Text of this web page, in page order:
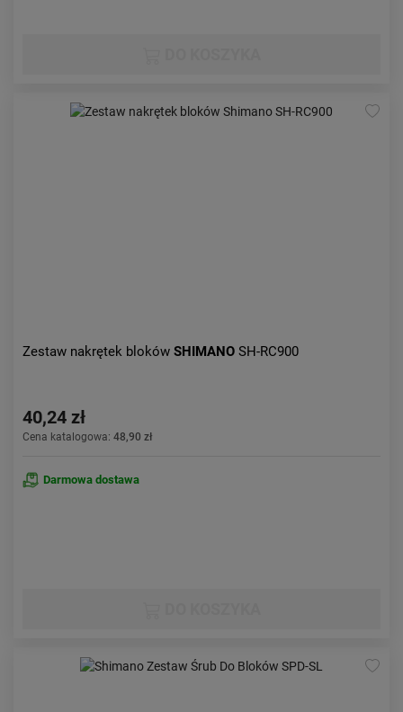
Zestaw nakrętek bloków SHIMANO SH-RC900
40,24 zł
Cena katalogowa: 48,90 zł
Darmowa dostawa